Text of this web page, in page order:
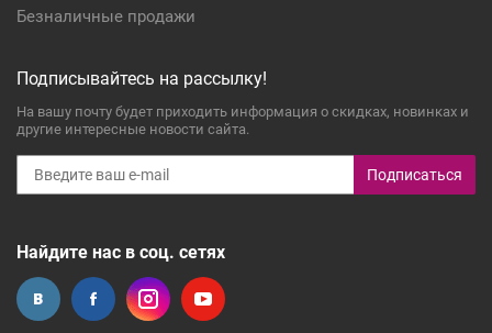
Безналичные продажи
Подписывайтесь на рассылку!
На вашу почту будет приходить информация о скидках, новинках и
другие интересные новости сайта.
Подписаться
Найдите нас в соц. сетях